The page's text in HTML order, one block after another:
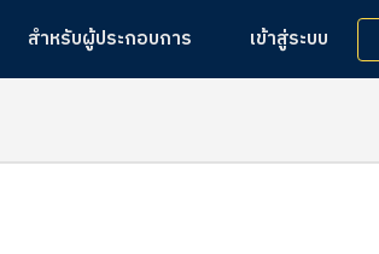
สำหรับผู้ประกอบการ เข้าสู่ระบบ